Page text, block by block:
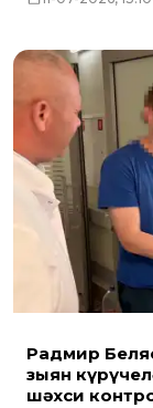
Радмир
зыян
шәхси